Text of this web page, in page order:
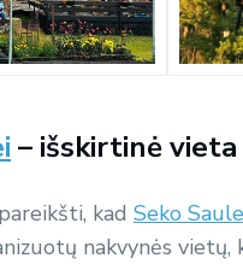
– išskirtinė
kad Seko
nakvynės